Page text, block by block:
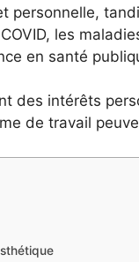
personnelle,
les
en santé
des intérêts
de travail